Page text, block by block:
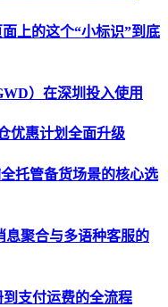
上的这个“小标识”到底
）在深圳投入使用
优惠计划全面升级
托管备货场景的核心选
息聚合与多语种客服的
支付运费的全流程